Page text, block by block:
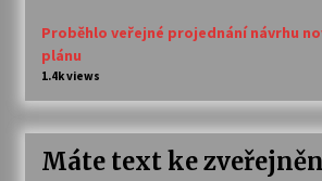
Proběhlo veřejné projednání návrhu
plánu
1.4k views
Máte text ke